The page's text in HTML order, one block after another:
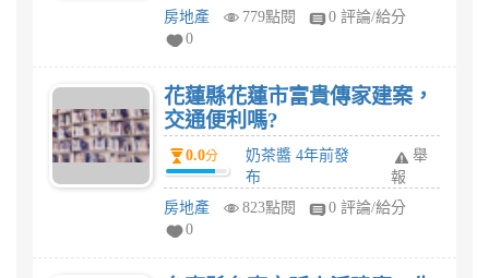
房地產
779點閱
0 評論/給分
0
花蓮縣花蓮市富貴傳家建案，
交通便利嗎?
0.0分
奶茶醬 4年前發
布
舉
報
房地產
823點閱
0 評論/給分
0